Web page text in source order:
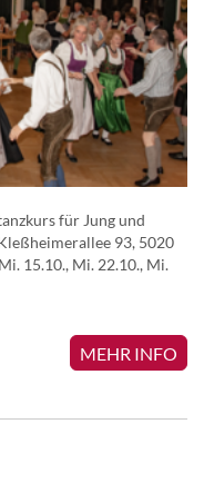
für Jung und
93, 5020
15.10., Mi. 22.10., Mi.
MEHR INFO